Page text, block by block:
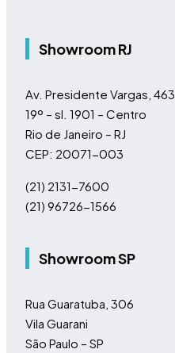
Showroom RJ
Av. Presidente Vargas, 463
19º – sl. 1901 – Centro
Rio de Janeiro – RJ
CEP: 20071-003
(21) 2131-7600
(21) 96726-1566
Showroom SP
Rua Guaratuba, 306
Vila Guarani
São Paulo – SP